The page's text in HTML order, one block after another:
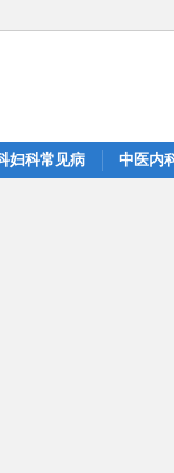
妇科常见病 中医内